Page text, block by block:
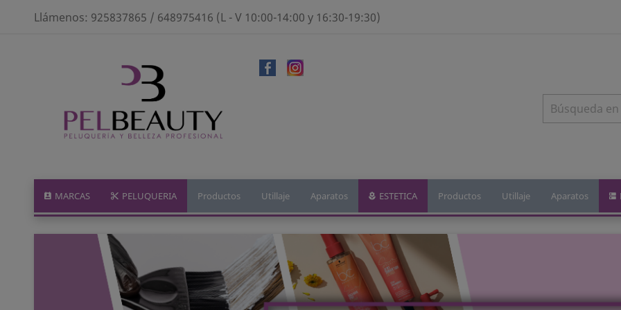
Llámenos: 925837865 / 648975416 (L - V 10:00-14:00 y 16:30-19:30)
MARCAS PELUQUERIA Productos Utillaje Aparatos ESTETICA Productos Utillaje Aparatos
Anterior